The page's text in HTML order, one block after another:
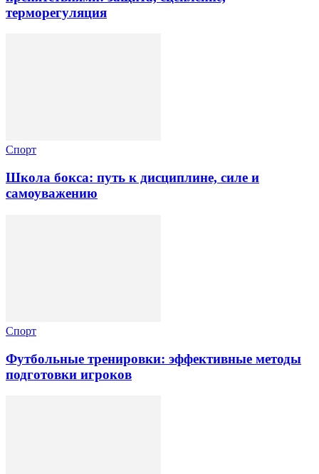
терморегуляция
Спорт
Школа бокса: путь к дисциплине, силе и
самоуважению
Спорт
Футбольные тренировки: эффективные методы
подготовки игроков